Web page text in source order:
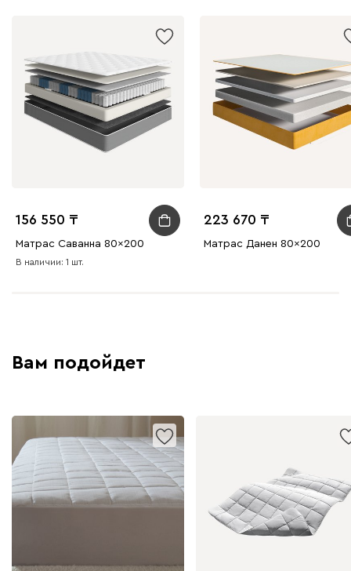
156 550
Матрас Саванна 80x200
В наличии: 1 шт.
223 670
Матрас Данен 80x200
Вам подойдет